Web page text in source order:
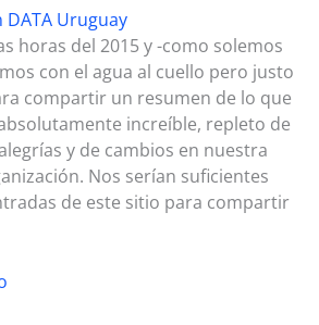
Uruguay
horas del 2015 y -como solemos
con el agua al cuello pero justo
compartir un resumen de lo que
increíble, repleto de
y de cambios en nuestra
Nos serían suficientes
de este sitio para compartir